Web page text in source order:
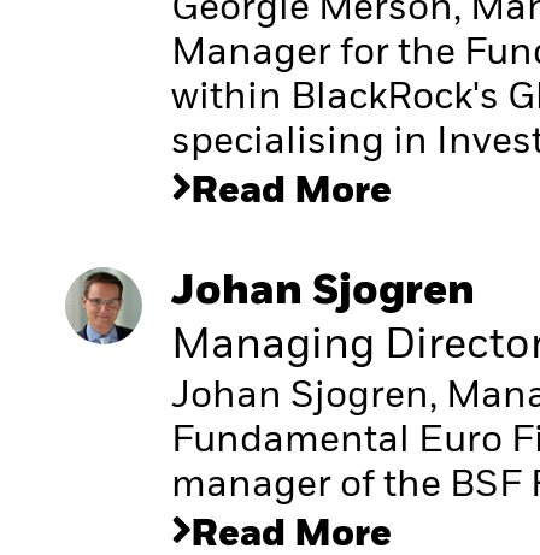
Georgie Merson,
Manager for the
within BlackRock's
specialising in
Read More
Johan Sjogren
Managing
Johan Sjogren,
Fundamental Euro
manager of the BSF
Read More